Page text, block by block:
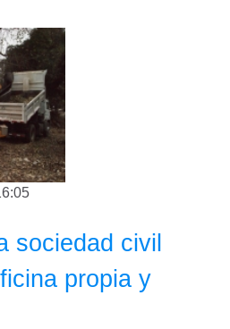
sociedad civil
propia y